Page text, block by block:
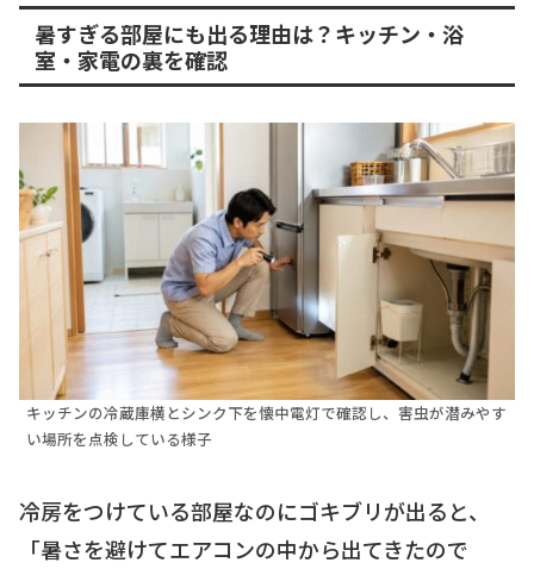
暑すぎる部屋にも出る理由は？キッチン・浴
室・家電の裏を確認
キッチンの冷蔵庫横とシンク下を懐中電灯で確認し、害虫が潜みやす
い場所を点検している様子
冷房をつけている部屋なのにゴキブリが出ると、
「暑さを避けてエアコンの中から出てきたので